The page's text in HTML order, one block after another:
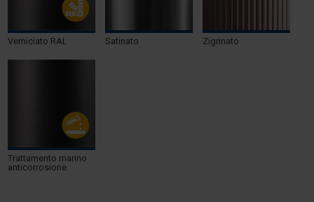
Verniciato RAL Satinato Zigrinato
Trattamento marino
anticorrosione